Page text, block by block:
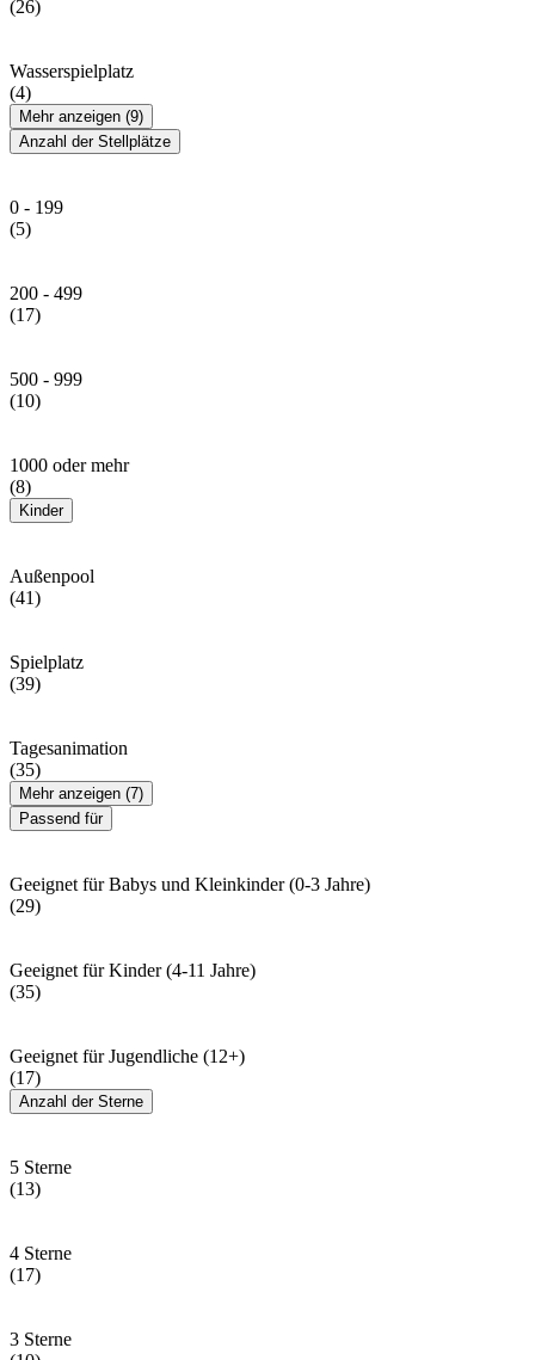
(26)
Wasserspielplatz
(4)
Mehr anzeigen (9)
Anzahl der Stellplätze
0 - 199
(5)
200 - 499
(17)
500 - 999
(10)
1000 oder mehr
(8)
Kinder
Außenpool
(41)
Spielplatz
(39)
Tagesanimation
(35)
Mehr anzeigen (7)
Passend für
Geeignet für Babys und Kleinkinder (0-3 Jahre)
(29)
Geeignet für Kinder (4-11 Jahre)
(35)
Geeignet für Jugendliche (12+)
(17)
Anzahl der Sterne
5 Sterne
(13)
4 Sterne
(17)
3 Sterne